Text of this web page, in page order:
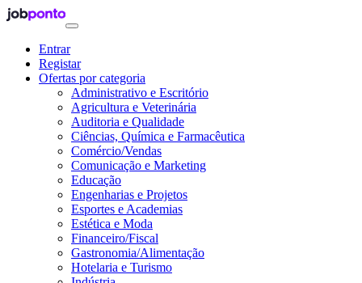
Entrar
Registar
Ofertas por categoria
Administrativo e Escritório
Agricultura e Veterinária
Auditoria e Qualidade
Ciências, Química e Farmacêutica
Comércio/Vendas
Comunicação e Marketing
Educação
Engenharias e Projetos
Esportes e Academias
Estética e Moda
Financeiro/Fiscal
Gastronomia/Alimentação
Hotelaria e Turismo